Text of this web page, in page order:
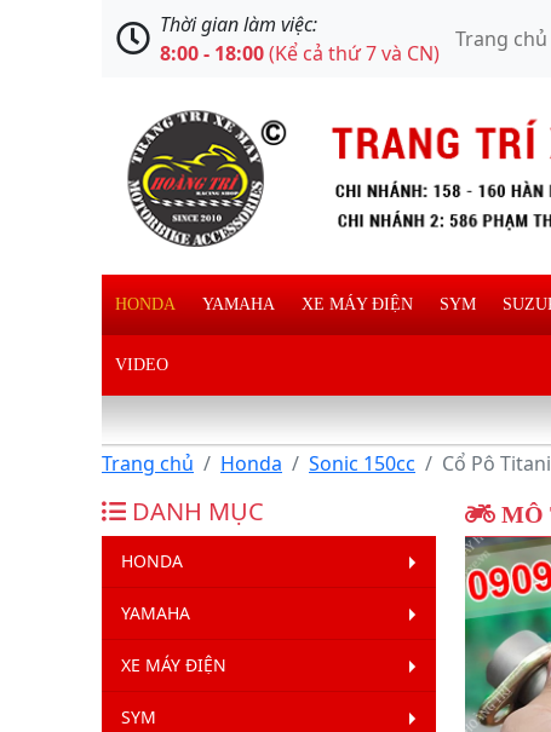
Thời gian làm việc:
8:00 - 18:00(Kể cả thứ 7 và CN)
Trang chủ
HONDA YAMAHA XE MÁY ĐIỆN SYM
VIDEO
Trang chủ
Honda Sonic 150cc Cổ Pô
DANH MỤC
HONDA
YAMAHA
XE MÁY ĐIỆN
SYM
MÔ